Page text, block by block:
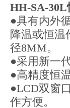
HH-SA-30L
●具有内外
降温或恒温
径8MM。
●采用新一
●高精度恒
●LCD双窗
作方便。